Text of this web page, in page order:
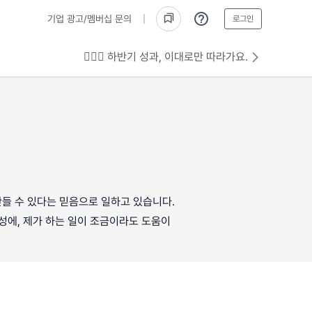
기업 광고/멤버십 문의 로그인
💁🏻‍♂️ 하반기 성과, 이대로만 따라가요.
수 있다는 믿음으로 일하고 있습니다.
에, 제가 하는 일이 조금이라도 도움이